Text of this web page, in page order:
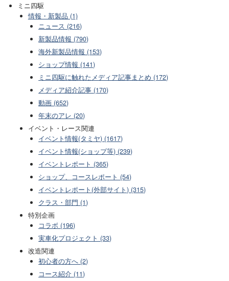
ミニ四駆
情報・新製品 (1)
ニュース (216)
新製品情報 (790)
海外新製品情報 (153)
ショップ情報 (141)
ミニ四駆に触れたメディア記事まとめ (172)
メディア紹介記事 (170)
動画 (652)
年末のアレ (20)
イベント・レース関連
イベント情報(タミヤ) (1617)
イベント情報(ショップ等) (239)
イベントレポート (365)
ショップ、コースレポート (54)
イベントレポート(外部サイト) (315)
クラス・部門 (1)
特別企画
コラボ (196)
実車化プロジェクト (33)
改造関連
初心者の方へ (2)
コース紹介 (11)